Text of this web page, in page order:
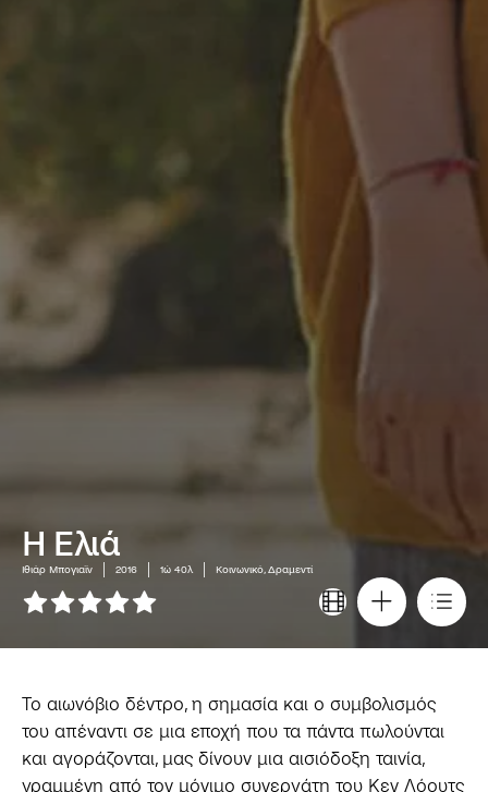
Η Ελιά
Ιθιάρ Μπογιαϊν 2016 1ώ 40λ Κοινωνικό, Δραμεντί
Το αιωνόβιο δέντρο, η σημασία και ο συμβολισμός
του απέναντι σε μια εποχή που τα πάντα πωλούνται
και αγοράζονται, μας δίνουν μια αισιόδοξη ταινία,
γραμμένη από τον μόνιμο συνεργάτη του Κεν Λόουτς